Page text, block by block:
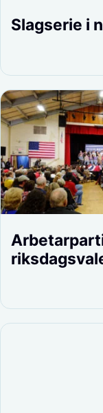
Slagserie i